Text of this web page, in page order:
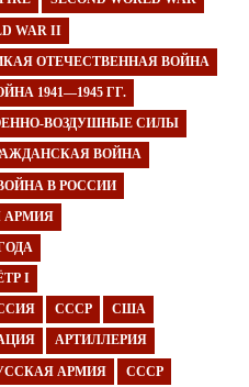
WAR II
ОТЕЧЕСТВЕННАЯ ВОЙНА
1941—1945 ГГ.
ВОЗДУШНЫЕ СИЛЫ
ВОЙНА
В РОССИИ
АРМИЯ
I
СССР США
АРТИЛЛЕРИЯ
АРМИЯ СССР